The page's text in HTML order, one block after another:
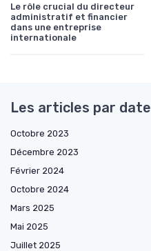
Le rôle crucial du directeur
administratif et financier
dans une entreprise
internationale
Les articles par date
Octobre 2023
Décembre 2023
Février 2024
Octobre 2024
Mars 2025
Mai 2025
Juillet 2025